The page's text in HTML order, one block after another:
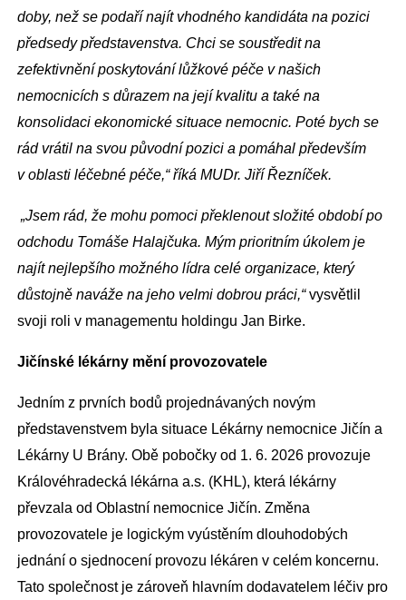
doby, než se podaří najít vhodného kandidáta na pozici
předsedy představenstva. Chci se soustředit na
zefektivnění poskytování lůžkové péče v našich
nemocnicích s důrazem na její kvalitu a také na
konsolidaci ekonomické situace nemocnic. Poté bych se
rád vrátil na svou původní pozici a pomáhal především
v oblasti léčebné péče,“ říká MUDr. Jiří Řezníček.
„Jsem rád, že mohu pomoci překlenout složité období po
odchodu Tomáše Halajčuka. Mým prioritním úkolem je
najít nejlepšího možného lídra celé organizace, který
důstojně naváže na jeho velmi dobrou práci,“vysvětlil
svoji roli v managementu holdingu Jan Birke.
Jičínské lékárny mění provozovatele
Jedním z prvních bodů projednávaných novým
představenstvem byla situace Lékárny nemocnice Jičín a
Lékárny U Brány. Obě pobočky od 1. 6. 2026 provozuje
Královéhradecká lékárna a.s. (KHL), která lékárny
převzala od Oblastní nemocnice Jičín. Změna
provozovatele je logickým vyústěním dlouhodobých
jednání o sjednocení provozu lékáren v celém koncernu.
Tato společnost je zároveň hlavním dodavatelem léčiv pro